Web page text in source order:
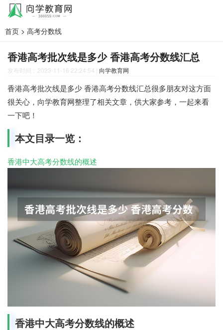
首页 > 高考分数线
香港高考批次线是多少 香港高考分数线汇总
发布时间：2023-11-16 22:24:54 | 向学教育网
香港高考批次线是多少 香港高考分数线汇总很多朋友对这方面
很关心，向学教育网整理了相关文章，供大家参考，一起来看
一下吧！
本文目录一览：
香港中大高考分数线的概述
香港中大高考分数线的概述